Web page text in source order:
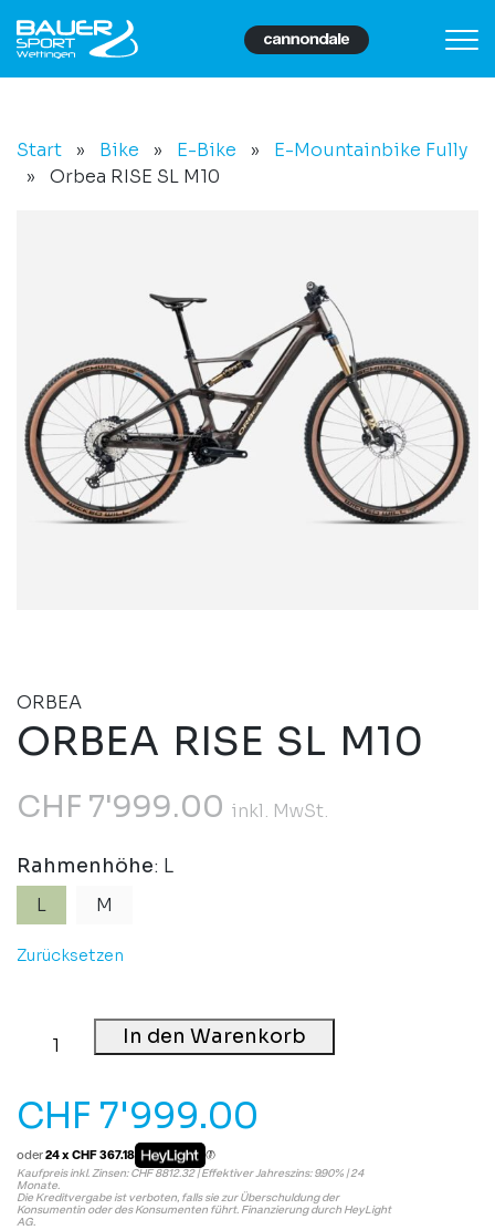
Start » Bike » E-Bike »
E-Mountainbike Fully
»
Orbea RISE SL M10
ORBEA
ORBEA RISE SL M10
CHF 7'999.00 inkl. MwSt.
Rahmenhöhe: L
L M
Zurücksetzen
In den Warenkorb
CHF 7'999.00
oder24 x CHF 367.18
Kaufpreis inkl. Zinsen: CHF 8812.32 | Effektiver Jahreszins: 9.90% | 24
Monate.
Die Kreditvergabe ist verboten, falls sie zur Überschuldung der
Konsumentin oder des Konsumenten führt. Finanzierung durch HeyLight
AG.